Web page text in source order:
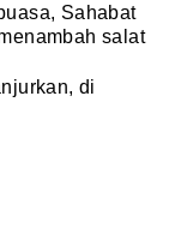
Sahabat
salat
di